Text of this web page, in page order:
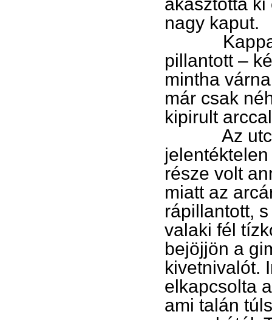
nagy kaput.
Kappan
pillantott –
mintha
már csak
kipirult
Az
része volt
miatt az
rápillantott,
valaki fél
bejöjjön a
kivetnivalót.
elkapcsolta
ami talán